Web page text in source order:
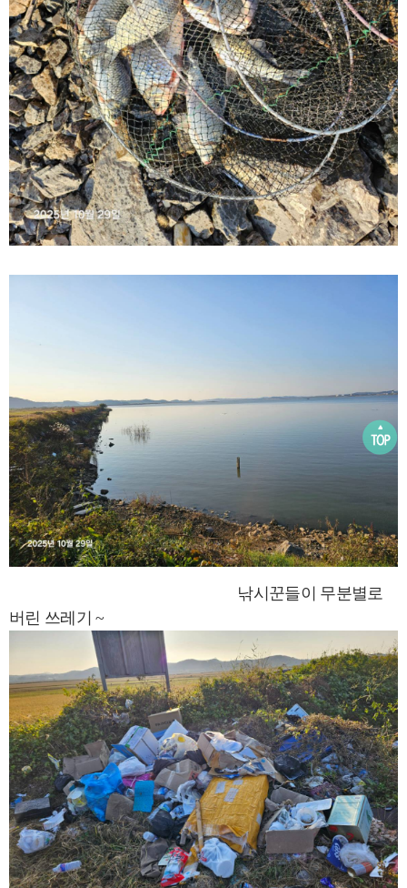
낚시꾼들이 무분별로
버린 쓰레기 ~